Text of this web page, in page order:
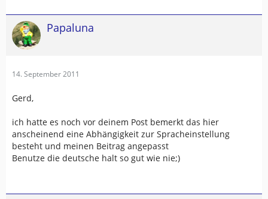
Papaluna
14. September 2011
Gerd,
ich hatte es noch vor deinem Post bemerkt das hier
anscheinend eine Abhängigkeit zur Spracheinstellung
besteht und meinen Beitrag angepasst
Benutze die deutsche halt so gut wie nie;)